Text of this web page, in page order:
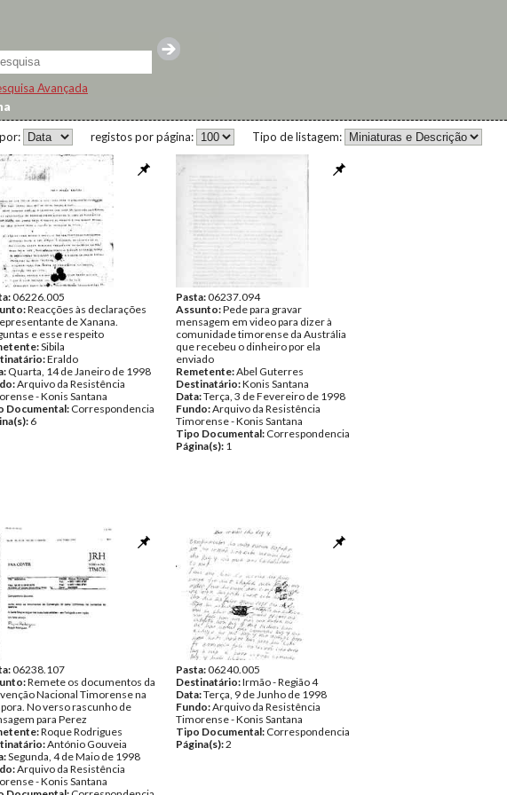
Avançada
Tipo de listagem:
registos por página:
06226.005
Reacções às declarações
de Xanana.
e esse respeito
Sibila
Eraldo
Quarta, 14 de Janeiro de 1998
Arquivo da Resistência
- Konis Santana
Documental: Correspondencia
6
Pasta:06237.094
Assunto:Pede para gravar
mensagem em video para dizer à
comunidade timorense da Austrália
que recebeu o dinheiro por ela
enviado
Remetente:Abel Guterres
Destinatário:Konis Santana
Data:Terça, 3 de Fevereiro de 1998
Fundo:Arquivo da Resistência
Timorense - Konis Santana
Tipo Documental: Correspondencia
Página(s): 1
06238.107
Remete os documentos da
Nacional Timorense na
No verso rascunho de
para Perez
Roque Rodrigues
António Gouveia
Segunda, 4 de Maio de 1998
Arquivo da Resistência
- Konis Santana
Pasta:06240.005
Destinatário:Irmão - Região 4
Data:Terça, 9 de Junho de 1998
Fundo:Arquivo da Resistência
Timorense - Konis Santana
Tipo Documental: Correspondencia
Página(s):2